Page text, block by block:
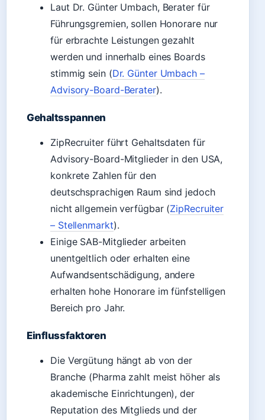
Laut Dr. Günter Umbach, Berater für
Führungsgremien, sollen Honorare nur
für erbrachte Leistungen gezahlt
werden und innerhalb eines Boards
stimmig sein (Dr. Günter Umbach –
Advisory-Board-Berater).
Gehaltsspannen
ZipRecruiter führt Gehaltsdaten für
Advisory-Board-Mitglieder in den USA,
konkrete Zahlen für den
deutschsprachigen Raum sind jedoch
nicht allgemein verfügbar (ZipRecruiter
– Stellenmarkt).
Einige SAB-Mitglieder arbeiten
unentgeltlich oder erhalten eine
Aufwandsentschädigung, andere
erhalten hohe Honorare im fünfstelligen
Bereich pro Jahr.
Einflussfaktoren
Die Vergütung hängt ab von der
Branche (Pharma zahlt meist höher als
akademische Einrichtungen), der
Reputation des Mitglieds und der